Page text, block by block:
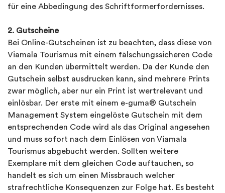
für eine Abbedingung des Schriftformerfordernisses.
2. Gutscheine
Bei Online-Gutscheinen ist zu beachten, dass diese von
Viamala Tourismus mit einem fälschungssicheren Code
an den Kunden übermittelt werden. Da der Kunde den
Gutschein selbst ausdrucken kann, sind mehrere Prints
zwar möglich, aber nur ein Print ist wertrelevant und
einlösbar. Der erste mit einem e-guma® Gutschein
Management System eingelöste Gutschein mit dem
entsprechenden Code wird als das Original angesehen
und muss sofort nach dem Einlösen von Viamala
Tourismus abgebucht werden. Sollten weitere
Exemplare mit dem gleichen Code auftauchen, so
handelt es sich um einen Missbrauch welcher
strafrechtliche Konsequenzen zur Folge hat. Es besteht